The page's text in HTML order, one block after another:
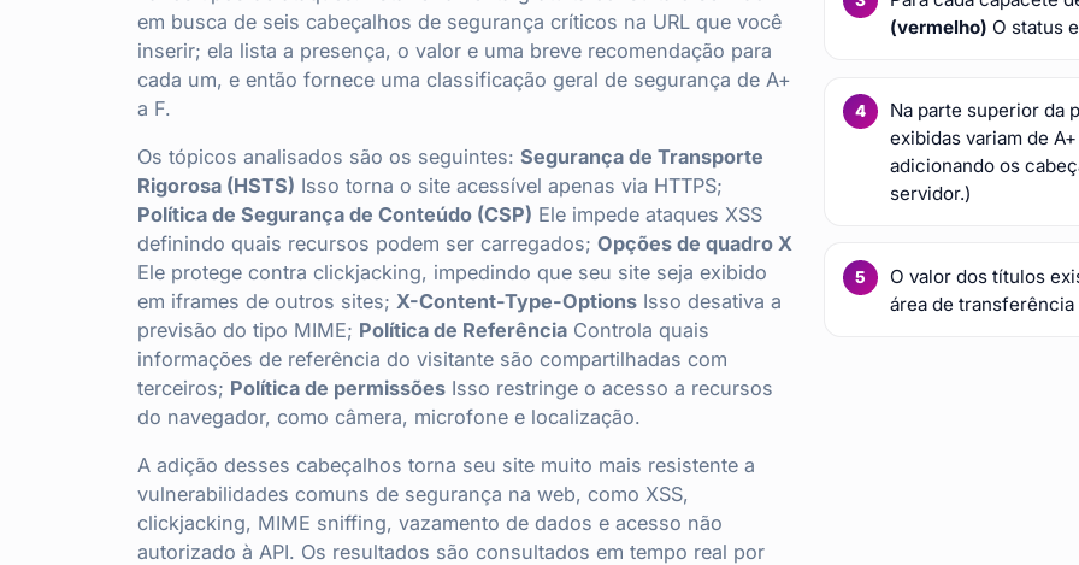
em busca de seis cabeçalhos de segurança críticos na URL que você
inserir; ela lista a presença, o valor e uma breve recomendação para
cada um, e então fornece uma classificação geral de segurança de A+
a F.
Os tópicos analisados são os seguintes: Segurança de Transporte
Rigorosa (HSTS) Isso torna o site acessível apenas via HTTPS;
Política de Segurança de Conteúdo (CSP) Ele impede ataques XSS
definindo quais recursos podem ser carregados; Opções de quadro X
Ele protege contra clickjacking, impedindo que seu site seja exibido
em iframes de outros sites; X-Content-Type-Options Isso desativa a
previsão do tipo MIME; Política de Referência Controla quais
informações de referência do visitante são compartilhadas com
terceiros; Política de permissões Isso restringe o acesso a recursos
do navegador, como câmera, microfone e localização.
A adição desses cabeçalhos torna seu site muito mais resistente a
vulnerabilidades comuns de segurança na web, como XSS,
clickjacking, MIME sniffing, vazamento de dados e acesso não
autorizado à API. Os resultados são consultados em tempo real por
(vermelho) O status
Na parte superior da
exibidas variam de
adicionando os
servidor.)
O valor dos títulos
área de